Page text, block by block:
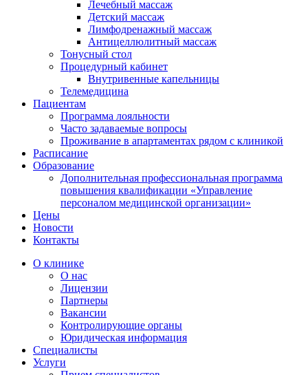
Лечебный массаж
Детский массаж
Лимфодренажный массаж
Антицеллюлитный массаж
Тонусный стол
Процедурный кабинет
Внутривенные капельницы
Телемедицина
Пациентам
Программа лояльности
Часто задаваемые вопросы
Проживание в апартаментах рядом с клиникой
Расписание
Образование
Дополнительная профессиональная программа
повышения квалификации «Управление
персоналом медицинской организации»
Цены
Новости
Контакты
О клинике
О нас
Лицензии
Партнеры
Вакансии
Контролирующие органы
Юридическая информация
Специалисты
Услуги